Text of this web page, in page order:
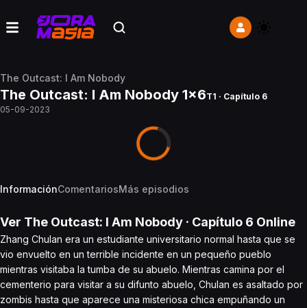
The Outcast: I Am Nobody
The Outcast: I Am Nobody 1x6T1 · Capítulo 6
05-09-2023
InformaciónComentariosMás episodios
Ver The Outcast: I Am Nobody · Capítulo 6 Online
Zhang Chulan era un estudiante universitario normal hasta que se
vio envuelto en un terrible incidente en un pequeño pueblo
mientras visitaba la tumba de su abuelo. Mientras camina por el
cementerio para visitar a su difunto abuelo, Chulan es asaltado por
zombis hasta que aparece una misteriosa chica empuñando un